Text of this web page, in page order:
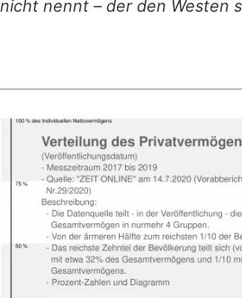
nicht nennt – der den Westen